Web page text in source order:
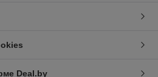
Deal.by